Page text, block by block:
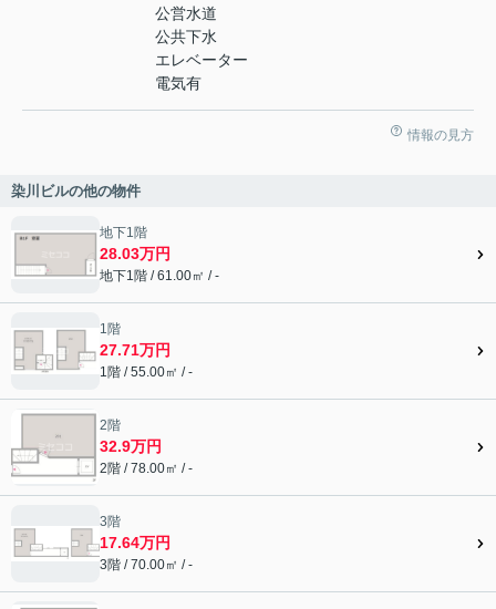
公営水道
公共下水
エレベーター
電気有
情報の見方
染川ビルの他の物件
地下1階
28.03万円
地下1階 / 61.00㎡ / -
1階
27.71万円
1階 / 55.00㎡ / -
2階
32.9万円
2階 / 78.00㎡ / -
3階
17.64万円
3階 / 70.00㎡ / -